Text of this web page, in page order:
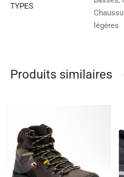
TYPES
légères
Produits similaires